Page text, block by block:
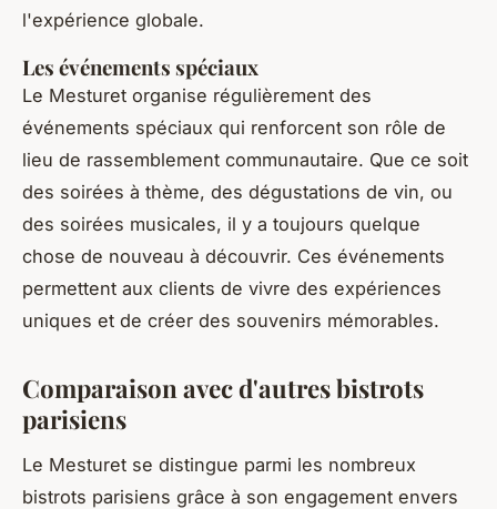
l'expérience globale.
Les événements spéciaux
Le Mesturet organise régulièrement des
événements spéciaux qui renforcent son rôle de
lieu de rassemblement communautaire. Que ce soit
des soirées à thème, des dégustations de vin, ou
des soirées musicales, il y a toujours quelque
chose de nouveau à découvrir. Ces événements
permettent aux clients de vivre des expériences
uniques et de créer des souvenirs mémorables.
Comparaison avec d'autres bistrots
parisiens
Le Mesturet se distingue parmi les nombreux
bistrots parisiens grâce à son engagement envers